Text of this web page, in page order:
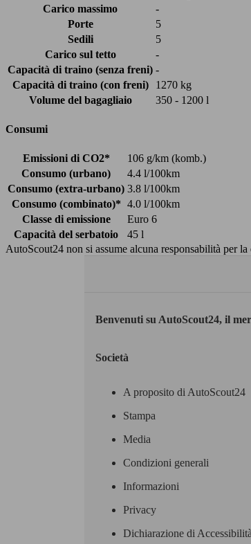
Carico massimo
-
Porte
5
Sedili
5
Carico sul tetto
-
Capacità di traino (senza freni) -
Capacità di traino (con freni)
1270 kg
Volume del bagagliaio
350 - 1200 l
Consumi
Emissioni di CO2*
106 g/km (komb.)
Consumo (urbano)
4.4 l/100km
Consumo (extra-urbano) 3.8 l/100km
Consumo (combinato)* 4.0 l/100km
Classe di emissione
Euro 6
Capacità del serbatoio
45 l
AutoScout24 non si assume alcuna responsabilità per
Benvenuti su AutoScout24, il
Società
A proposito di AutoScout24
Stampa
Media
Condizioni generali
Informazioni
Privacy
Dichiarazione di Accessibilità